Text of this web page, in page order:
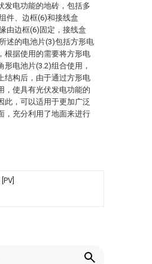
发电功能的地砖，包括多
件、边框(6)和接线盒
由边框(6)固定，接线盒
述的电池片(3)包括方形电
根据使用的需要将方形电
电池片(3.2)组合使用，
结构后，由于通过方形电
，使具有光伏发电功能的
此，可以适用于更加广泛
，充分利用了地面来进行